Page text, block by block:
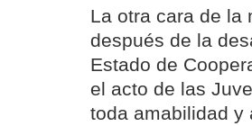
La otra cara de la
después de la
Estado de
el acto de las
toda amabilidad y